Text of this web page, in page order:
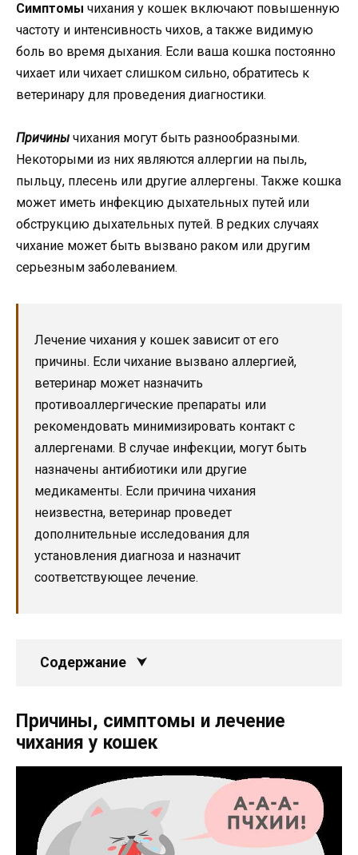
Симптомы чихания у кошек включают повышенную
частоту и интенсивность чихов, а также видимую
боль во время дыхания. Если ваша кошка постоянно
чихает или чихает слишком сильно, обратитесь к
ветеринару для проведения диагностики.
Причины чихания могут быть разнообразными.
Некоторыми из них являются аллергии на пыль,
пыльцу, плесень или другие аллергены. Также кошка
может иметь инфекцию дыхательных путей или
обструкцию дыхательных путей. В редких случаях
чихание может быть вызвано раком или другим
серьезным заболеванием.
Лечение чихания у кошек зависит от его
причины. Если чихание вызвано аллергией,
ветеринар может назначить
противоаллергические препараты или
рекомендовать минимизировать контакт с
аллергенами. В случае инфекции, могут быть
назначены антибиотики или другие
медикаменты. Если причина чихания
неизвестна, ветеринар проведет
дополнительные исследования для
установления диагноза и назначит
соответствующее лечение.
Содержание
Причины, симптомы и лечение
чихания у кошек